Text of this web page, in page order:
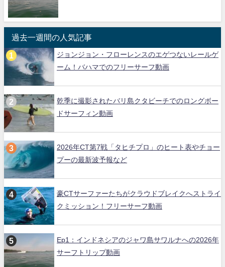
過去一週間の人気記事
ジョンジョン・フローレンスのエゲつないレールゲ
ーム！バハマでのフリーサーフ動画
乾季に撮影されたバリ島クタビーチでのロングボー
ドサーフィン動画
2026年CT第7戦「タヒチプロ」のヒート表やチョー
プーの最新波予報など
豪CTサーファーたちがクラウドブレイクへストライ
クミッション！フリーサーフ動画
Ep1：インドネシアのジャワ島サワルナへの2026年
サーフトリップ動画